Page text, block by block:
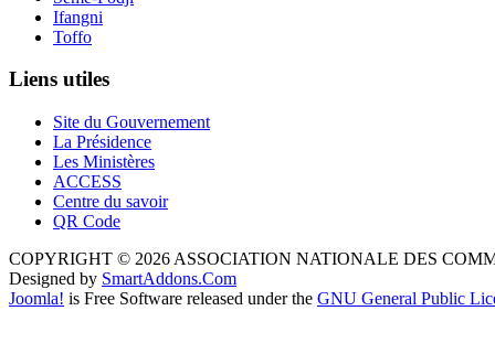
Ifangni
Toffo
Liens utiles
Site du Gouvernement
La Présidence
Les Ministères
ACCESS
Centre du savoir
QR Code
COPYRIGHT © 2026 ASSOCIATION NATIONALE DES
Designed by SmartAddons.Com
Joomla! is Free Software released under the GNU General Public